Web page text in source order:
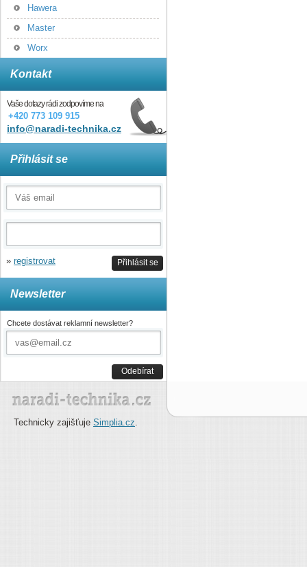
Hawera
Master
Worx
Kontakt
Vaše dotazy rádi zodpovíme na
+420 773 109 915
info@naradi-technika.cz
Přihlásit se
Přihlásit se
» registrovat
Newsletter
Chcete dostávat reklamní newsletter?
Odebírat
Technicky zajišťuje Simplia.cz.